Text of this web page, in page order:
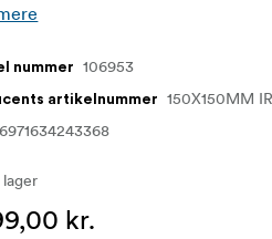
nummer 106953
artikelnummer 150X150MM
6971634243368
lager
kr.